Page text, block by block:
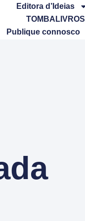
Editora d’Ideias
TOMBALIVROS
Publique connosco